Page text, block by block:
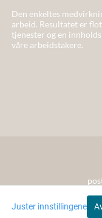
Den enkeltes
arbeid. Resultatet er
tjenester og en
våre arbeidstakere.
Juster innstillingene